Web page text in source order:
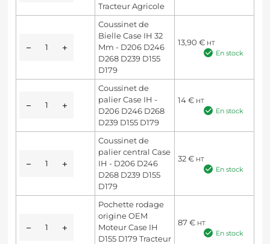
Tracteur Agricole
Coussinet de
Bielle Case IH 32
Mm - D206 D246
D268 D239 D155
D179
13,90 € HT
En stock
Coussinet de
palier Case IH -
D206 D246 D268
D239 D155 D179
14€ HT
En stock
Coussinet de
palier central Case
IH - D206 D246
D268 D239 D155
D179
32€ HT
En stock
Pochette rodage
origine OEM
Moteur Case IH
D155 D179 Tracteur
87 € HT
En stock